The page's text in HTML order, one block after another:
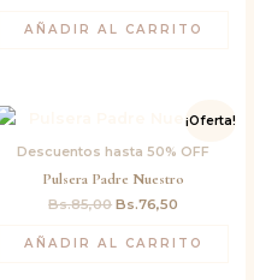
AÑADIR AL CARRITO
¡Oferta!
Descuentos hasta 50% OFF
Pulsera Padre Nuestro
Bs.85,00
original
Bs.85,00.
Bs.76,50
precio
actual
Bs.76,50.
AÑADIR AL CARRITO